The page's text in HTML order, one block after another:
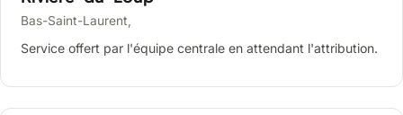
Bas-Saint-Laurent,
Service offert par l'équipe centrale en attendant l'attribution.